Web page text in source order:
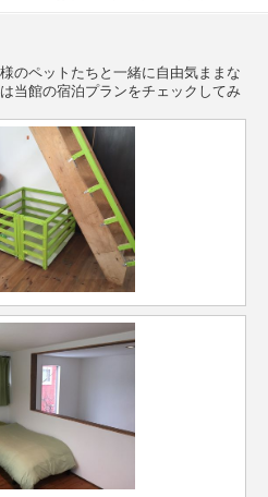
のペットたちと一緒に自由気ままな
当館の宿泊プランをチェックしてみ